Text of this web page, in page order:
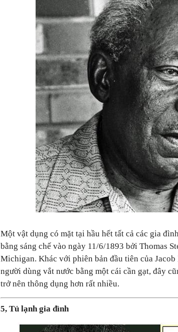
Một vật dụng có mặt tại hầu hết tất cả các gia
bằng sáng chế vào ngày 11/6/1893 bởi Thomas
Michigan. Khác với phiên bản đầu tiên của
người dùng vắt nước bằng một cái cần gạt, đây
trở nên thông dụng hơn rất nhiều.
5, Tủ lạnh gia đình